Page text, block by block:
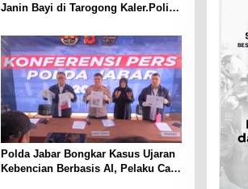
Janin Bayi di Tarogong Kaler.Polisi
Polda Jabar Bongkar Kasus Ujaran
Kebencian Berbasis AI, Pelaku Cari